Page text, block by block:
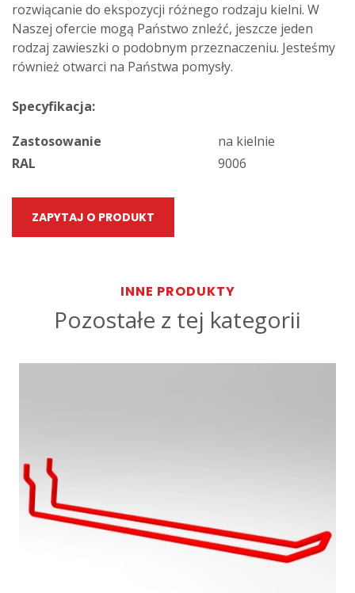
rozwiącanie do ekspozycji różnego rodzaju kielni. W
Naszej ofercie mogą Państwo znleźć, jeszcze jeden
rodzaj zawieszki o podobnym przeznaczeniu. Jesteśmy
również otwarci na Państwa pomysły.
Specyfikacja:
Zastosowanie
na kielnie
RAL
9006
ZAPYTAJ O PRODUKT
INNE PRODUKTY
Pozostałe z tej kategorii